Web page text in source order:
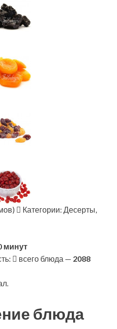
Категории: Десерты,
минут
всего блюда — 2088
блюда